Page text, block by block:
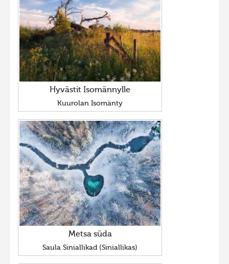
Hyvästit Isomännylle
Kuurolan Isomänty
Metsa süda
Saula Siniallikad (Siniallikas)